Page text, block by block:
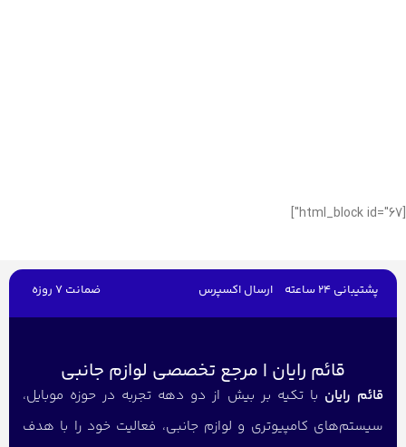
[html_block id="67"]
پشتیبانی 24 ساعته ارسال اکسپرس ضمانت 7 روزه
قائم رایان | مرجع تخصصی لوازم جانبی
قائم رایان با تکیه بر بیش از دو دهه تجربه در حوزه موبایل،
سیستم‌های کامپیوتری و لوازم جانبی، فعالیت خود را با هدف